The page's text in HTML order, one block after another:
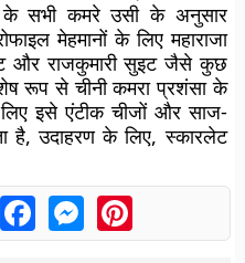
के सभी कमरे उसी के अनुसार
मेहमानों के लिए महाराजा
और राजकुमारी सुइट जैसे कुछ
रूप से चीनी कमरा प्रशंसा के
इसे एंटीक चीजों और साज-
है, उदाहरण के लिए, स्कारलेट
FacebookMessengerPinterest